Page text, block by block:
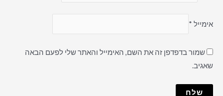
אימייל *
שמור בדפדפן זה את השם, האימייל והאתר שלי לפעם הבאה
שאגיב.